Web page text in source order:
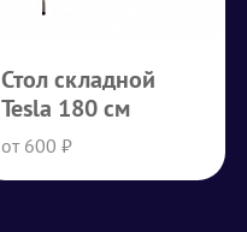
Стол складной
Tesla 180 см
от 600 ₽